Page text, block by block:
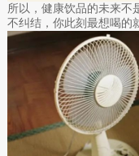
所以，健康饮品的未来不
不纠结，你此刻最想喝的